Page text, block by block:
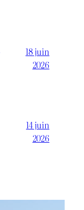
18 juin
2026
14 juin
2026